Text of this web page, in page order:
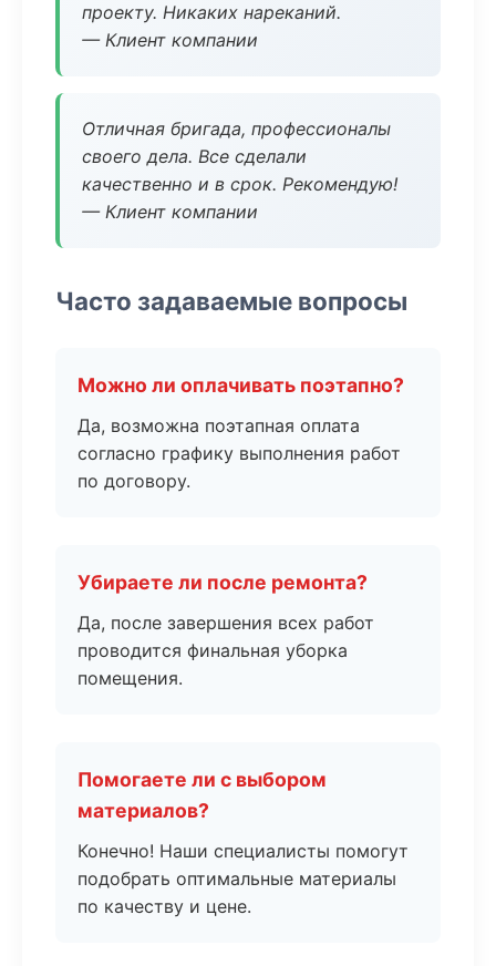
проекту. Никаких нареканий.
— Клиент компании
Отличная бригада, профессионалы
своего дела. Все сделали
качественно и в срок. Рекомендую!
— Клиент компании
Часто задаваемые вопросы
Можно ли оплачивать поэтапно?
Да, возможна поэтапная оплата
согласно графику выполнения работ
по договору.
Убираете ли после ремонта?
Да, после завершения всех работ
проводится финальная уборка
помещения.
Помогаете ли с выбором
материалов?
Конечно! Наши специалисты помогут
подобрать оптимальные материалы
по качеству и цене.